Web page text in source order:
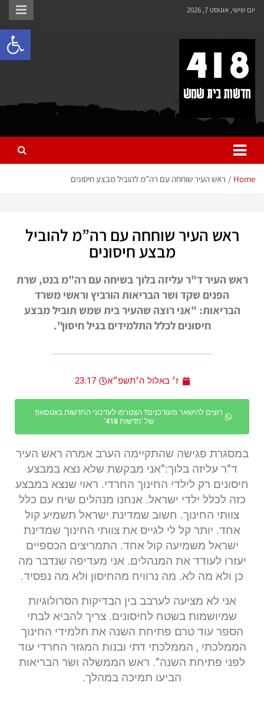
לתוכן
יום שישי, אוגוסט 7, 2026
418 – חדשות בית שמש
כל מה שחדש ומעניין בבית שמש בכלל והחרדית בפרט
Home ראש העיר שוחחה עם רה”מ להוביל מבצע חיסונים
ראש העיר שוחחה עם רה”מ להוביל
מבצע חיסונים
ראש העיר ד"ר עליזה בלוך בשיחה עם רה"מ בנט, שרת
הפנים שקד ושר הבריאות הורביץ וראשי משרד
הבריאות: "אני רוצה שהעיר בית שמש תוביל מבצע
חיסונים לכלל התלמידים בגיל חיסון".
ז׳ באלול ה׳תשפ״א 23:17
רוצים להישאר מעודכנים? הצטרפו לעדכוני החדשות בווטסאפ
של 'חדשות 418'
במסגרת פגישה שהתקיימה הערב אמרה ראש העיר
ד”ר עליזה בלוך:”אני מבקשת שלא נצא במבצע
חיסונים רק לילדי החינוך החרדי. ראוי שנצא במבצע
כזה לכלל ילדי ישראל. אנחנו מנהלים שיח עם כלל
צוותי החינוך. חשוב שמדינת ישראל תשמיע קול
אחד. יותר קל לי לגייס את צוותי החינוך שמדינת
ישראל משמיעה קול אחד. התמריצים הכספיים
יעזרו לעודד את המנהלים. אני מעדיפה שנדבר מה
כן ולא מה לא. מה נרוויח מהחיסון ולא מה נפסיד.
אני לא מציעה לערבב בין הבדיקות הסרולוגיות
שמיושמות בשטח לחיסונים. צריך להביא לבתי
הספר עוד טרם פתיחת השנה את תלמידי החינוך
הממלכתי , הממלכתי דתי ובנות המגזר החרדי עוד
לפני פתיחת השנה”. ראש הממשלה ושר הבריאות
הביעו תמיכה במהלך.